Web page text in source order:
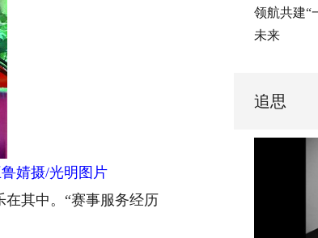
婧摄/光明图片
其中。“赛事服务经历
领航共建“
未来
追思